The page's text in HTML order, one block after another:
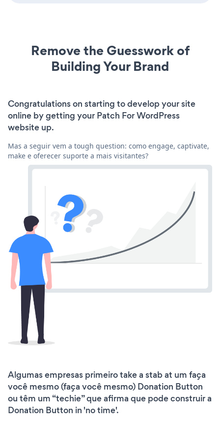
Remove the Guesswork of
Building Your Brand
Congratulations on starting to develop your site
online by getting your Patch For WordPress
website up.
Mas a seguir vem a tough question: como engage, captivate,
make e oferecer suporte a mais visitantes?
Algumas empresas primeiro take a stab at um faça
você mesmo (faça você mesmo) Donation Button
ou têm um “techie” que afirma que pode construir a
Donation Button in 'no time'.